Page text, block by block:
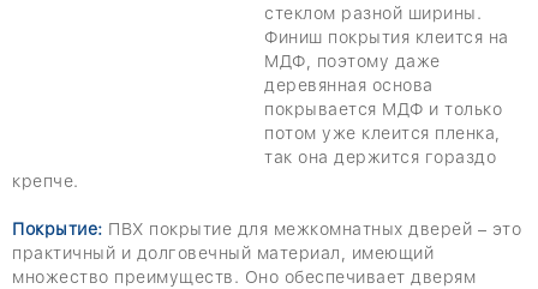
стеклом разной ширины.
Финиш покрытия клеится на
МДФ, поэтому даже
деревянная основа
покрывается МДФ и только
потом уже клеится пленка,
так она держится гораздо
крепче.
Покрытие: ПВХ покрытие для межкомнатных дверей – это
практичный и долговечный материал, имеющий
множество преимуществ. Оно обеспечивает дверям